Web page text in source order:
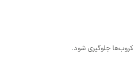
جلوگیری شود.